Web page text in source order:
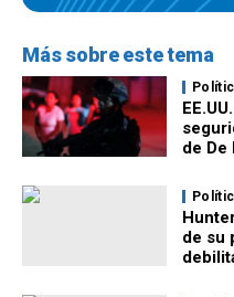
Más sobre este tema
de De
de su